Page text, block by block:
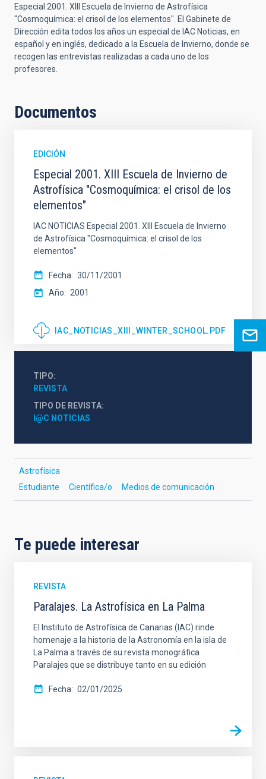
Especial 2001. XIII Escuela de Invierno de Astrofísica
"Cosmoquímica: el crisol de los elementos". El Gabinete de
Dirección edita todos los años un especial de IAC Noticias, en
español y en inglés, dedicado a la Escuela de Invierno, donde se
recogen las entrevistas realizadas a cada uno de los
profesores.
Documentos
EDICIÓN
Especial 2001. XIII Escuela de Invierno de
Astrofísica "Cosmoquímica: el crisol de los
elementos"
IAC NOTICIAS Especial 2001. XIII Escuela de Invierno
de Astrofísica "Cosmoquímica: el crisol de los
elementos"
Fecha
30/11/2001
Año
2001
IAC_NOTICIAS_XIII_WINTER_SCHOOL.PDF
TIPO
REVISTA
TIPO DE REVISTA
I@C NOTICIAS
Astrofísica
Estudiante
Científica/o Medios de comunicación
Te puede interesar
REVISTA
Paralajes. La Astrofísica en La Palma
El Instituto de Astrofísica de Canarias (IAC) rinde
homenaje a la historia de la Astronomía en la isla de
La Palma a través de su revista monográfica
Paralajes que se distribuye tanto en su edición
Fecha 02/01/2025